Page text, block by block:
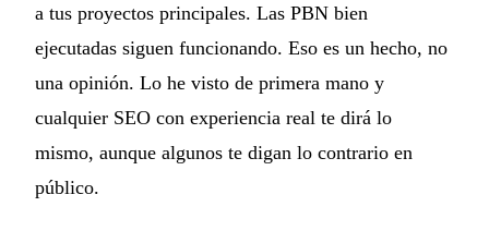
a tus proyectos principales. Las PBN bien
ejecutadas siguen funcionando. Eso es un hecho, no
una opinión. Lo he visto de primera mano y
cualquier SEO con experiencia real te dirá lo
mismo, aunque algunos te digan lo contrario en
público.